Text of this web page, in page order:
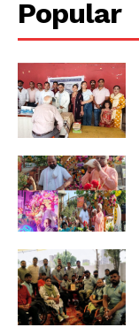
Popular